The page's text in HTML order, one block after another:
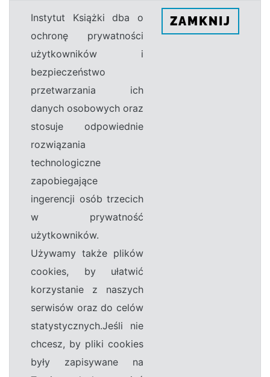
Instytut Książki dba o
ochronę prywatności
użytkowników i
bezpieczeństwo
przetwarzania ich
danych osobowych oraz
stosuje odpowiednie
rozwiązania
technologiczne
zapobiegające
ingerencji osób trzecich
w prywatność
użytkowników.
Używamy także plików
cookies, by ułatwić
korzystanie z naszych
serwisów oraz do celów
statystycznych.Jeśli nie
chcesz, by pliki cookies
były zapisywane na
ZAMKNIJ